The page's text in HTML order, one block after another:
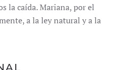
la caída. Mariana, por el
a la ley natural y a la